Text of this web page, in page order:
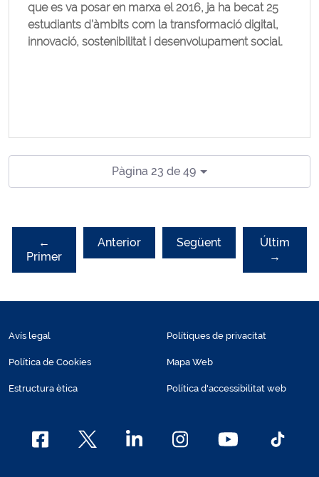
que es va posar en marxa el 2016, ja ha becat 25
estudiants d’àmbits com la transformació digital,
innovació, sostenibilitat i desenvolupament social.
Pàgina 23 de 49
←
Primer
Anterior Següent
Últim
→
Avís legal
Política de Cookies
Estructura ètica
Polítiques de privacitat
Mapa Web
Política d'accessibilitat web